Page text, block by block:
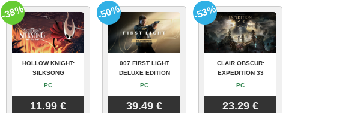
HOLLOW KNIGHT:
SILKSONG
PC
11.99 €
-38%
007 FIRST LIGHT
DELUXE EDITION
PC
39.49 €
-50%
CLAIR OBSCUR:
EXPEDITION 33
PC
23.29 €
-53%